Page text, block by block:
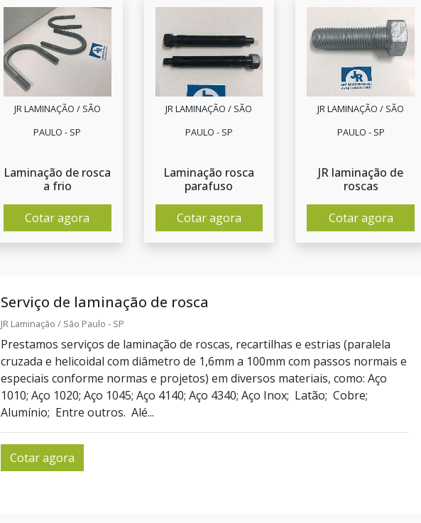
JR LAMINAÇÃO / SÃO
PAULO - SP
Laminação de rosca
a frio
Cotar agora
JR LAMINAÇÃO / SÃO
PAULO - SP
Laminação rosca
parafuso
Cotar agora
JR LAMINAÇÃO / SÃO
PAULO - SP
JR laminação de
roscas
Cotar agora
Serviço de laminação de rosca
JR Laminação / São Paulo - SP
Prestamos serviços de laminação de roscas, recartilhas e estrias (paralela
cruzada e helicoidal com diâmetro de 1,6mm a 100mm com passos normais e
especiais conforme normas e projetos) em diversos materiais, como: Aço
1010; Aço 1020; Aço 1045; Aço 4140; Aço 4340; Aço Inox; Latão; Cobre;
Alumínio; Entre outros. Alé...
Cotar agora